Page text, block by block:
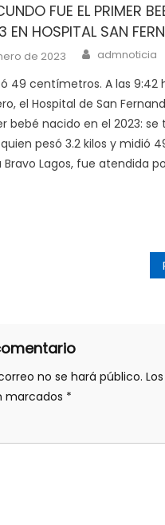
FUE EL PRIMER
HOSPITAL SAN
de 2023 Author
admnoticia
49 centímetros. A las 9:42
el Hospital de San
bebé nacido en el 2023: se
pesó 3.2 kilos y midió
Lagos, fue atendida
de
no se hará público.
marcados *